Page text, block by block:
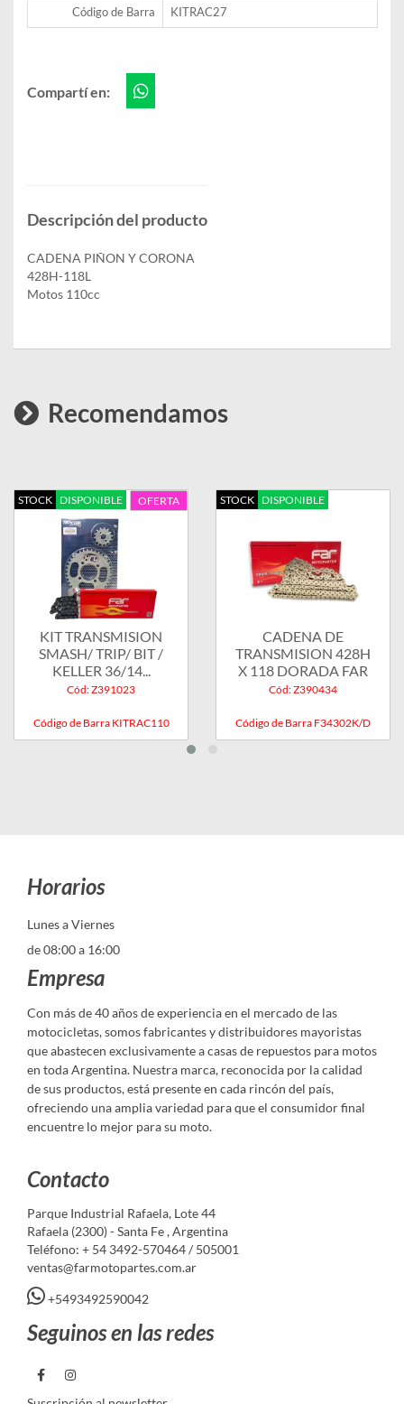
Código de Barra KITRAC27
Compartí en:
Descripción del producto
CADENA PIÑON Y CORONA
428H-118L
Motos 110cc
Recomendamos
STOCK DISPONIBLE OFERTA
KIT TRANSMISION
SMASH/ TRIP/ BIT /
KELLER 36/14...
Cód: Z391023
Código de Barra KITRAC110
STOCK DISPONIBLE
CADENA DE
TRANSMISION 428H
X 118 DORADA FAR
Cód: Z390434
Código de Barra F34302K/D
Horarios
Lunes a Viernes
de 08:00 a 16:00
Empresa
Con más de 40 años de experiencia en el mercado de las
motocicletas, somos fabricantes y distribuidores mayoristas
que abastecen exclusivamente a casas de repuestos para motos
en toda Argentina. Nuestra marca, reconocida por la calidad
de sus productos, está presente en cada rincón del país,
ofreciendo una amplia variedad para que el consumidor final
encuentre lo mejor para su moto.
Contacto
Parque Industrial Rafaela, Lote 44
Rafaela (2300) - Santa Fe , Argentina
Teléfono: + 54 3492-570464 / 505001
ventas@farmotopartes.com.ar
+5493492590042
Seguinos en las redes